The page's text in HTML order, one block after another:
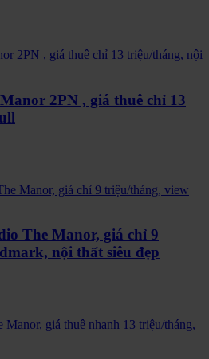
2PN , giá thuê chỉ 13
The Manor, giá chỉ 9
nội thất siêu đẹp